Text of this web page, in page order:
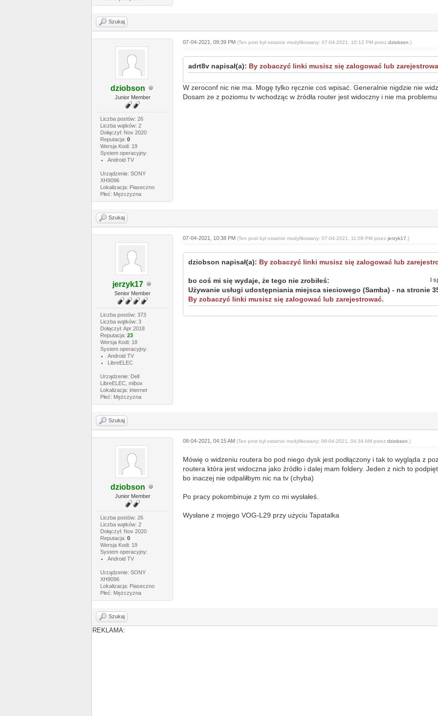
Szukaj
dziobson
Junior Member
Liczba postów: 26
Liczba wątków: 2
Dołączył: Nov 2020
Reputacja: 0
Wersja Kodi: 19
System operacyjny:
Android TV
Urządzenie: SONY
XH9096
Lokalizacja: Piaseczno
Płeć: Mężczyzna
07-04-2021, 09:39 PM (Ten post był ostatnio modyfikowany: 07-04-2021, 10:12 PM przez dziobson .)
adrt8v napisał(a): By zobaczyć linki musisz się zalogować lub
W zeroconf nic nie ma. Mogę tylko ręcznie coś wpisać. Generalnie nigdzie nie
Dosam ze z poziomu tv wchodząc w źródła router jest widoczny i nie ma
Szukaj
jerzyk17
Senior Member
Liczba postów: 373
Liczba wątków: 3
Dołączył: Apr 2018
Reputacja: 23
Wersja Kodi: 18
System operacyjny:
Android TV
LibreELEC
Urządzenie: Dell
LibreELEC, mibox
Lokalizacja: internet
Płeć: Mężczyzna
07-04-2021, 10:38 PM (Ten post był ostatnio modyfikowany: 07-04-2021, 11:09 PM przez jerzyk17 .)
dziobson napisał(a): By zobaczyć linki musisz się zalogować lub
I
bo coś mi się wydaje, że tego nie zrobiłeś:
Używanie usługi udostępniania miejsca sieciowego (Samba) - na stronie
By zobaczyć linki musisz się zalogować lub zarejestrować.
Szukaj
dziobson
Junior Member
Liczba postów: 26
Liczba wątków: 2
Dołączył: Nov 2020
Reputacja: 0
Wersja Kodi: 19
System operacyjny:
Android TV
Urządzenie: SONY
XH9096
Lokalizacja: Piaseczno
Płeć: Mężczyzna
08-04-2021, 04:15 AM (Ten post był ostatnio modyfikowany: 08-04-2021, 04:34 AM przez dziobson .)
Mówię o widzeniu routera bo pod niego dysk jest podłączony i tak to wygląda z
routera która jest widoczna jako źródło i dalej mam foldery. Jeden z nich to
bo inaczej nie odpaliłbym nic na tv (chyba)
Po pracy pokombinuje z tym co mi wysłałeś.
Wysłane z mojego VOG-L29 przy użyciu Tapatalka
Szukaj
REKLAMA: